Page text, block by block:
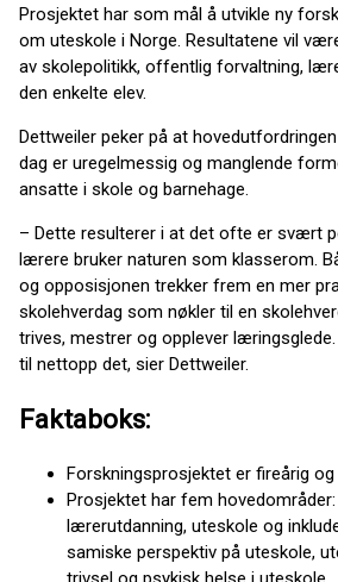
Prosjektet har som mål å utvikle ny
om uteskole i Norge. Resultatene vil
av skolepolitikk, offentlig forvaltning,
den enkelte elev.
Dettweiler peker på at
dag er uregelmessig og manglende
ansatte i skole og barnehage.
– Dette resulterer i at det ofte er svært
lærere bruker naturen som klasserom.
og opposisjonen trekker frem en mer
skolehverdag som nøkler til en
trives, mestrer og opplever
til nettopp det, sier Dettweiler.
Faktaboks:
Forskningsprosjektet er fireårig
Prosjektet har fem
lærerutdanning, uteskole og
samiske perspektiv på uteskole,